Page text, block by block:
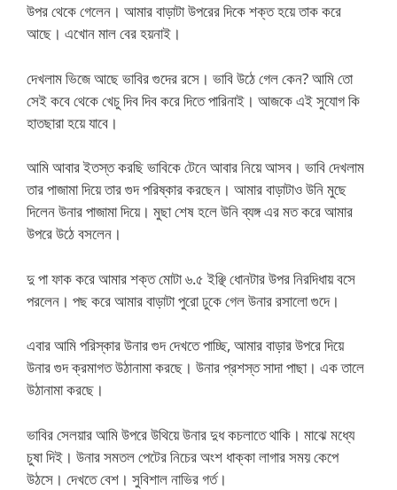
উপর থেকে গেলেন। আমার বাড়াটা উপরের দিকে শক্ত হয়ে তাক করে
আছে। এখোন মাল বের হয়নাই।
দেখলাম ভিজে আছে ভাবির গুদের রসে। ভাবি উঠে গেল কেন? আমি তো
সেই কবে থেকে খেচু দিব দিব করে দিতে পারিনাই। আজকে এই সুযোগ কি
হাতছারা হয়ে যাবে।
আমি আবার ইতস্ত করছি ভাবিকে টেনে আবার নিয়ে আসব। ভাবি দেখলাম
তার পাজামা দিয়ে তার গুদ পরিষ্কার করছেন। আমার বাড়াটাও উনি মুছে
দিলেন উনার পাজামা দিয়ে। মুছা শেষ হলে উনি ব্যঙ্গ এর মত করে আমার
উপরে উঠে বসলেন।
দু পা ফাক করে আমার শক্ত মোটা ৬.৫ ইঞ্ছি ধোনটার উপর নিরদিধায় বসে
পরলেন। পছ করে আমার বাড়াটা পুরো ঢুকে গেল উনার রসালো গুদে।
এবার আমি পরিস্কার উনার গুদ দেখতে পাচ্ছি, আমার বাড়ার উপরে দিয়ে
উনার গুদ ক্রমাগত উঠানামা করছে। উনার প্রশস্ত সাদা পাছা। এক তালে
উঠানামা করছে।
ভাবির সেলয়ার আমি উপরে উথিয়ে উনার দুধ কচলাতে থাকি। মাঝে মধ্যে
চুষা দিই। উনার সমতল পেটের নিচের অংশ ধাক্কা লাগার সময় কেপে
উঠসে। দেখতে বেশ। সুবিশাল নাভির গর্ত।